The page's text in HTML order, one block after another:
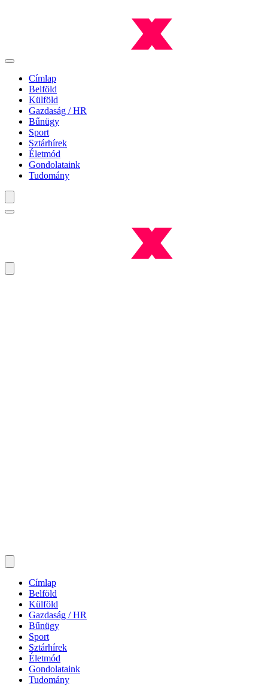
Címlap
Belföld
Külföld
Gazdaság / HR
Bűnügy
Sport
Sztárhírek
Életmód
Gondolataink
Tudomány
Címlap
Belföld
Külföld
Gazdaság / HR
Bűnügy
Sport
Sztárhírek
Életmód
Gondolataink
Tudomány